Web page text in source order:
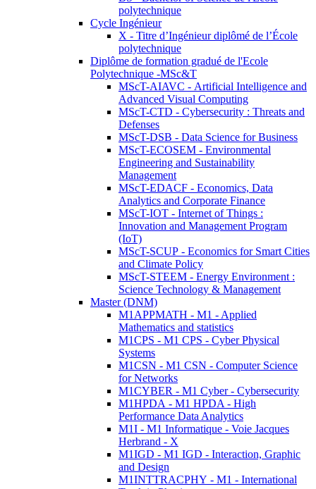
polytechnique
Cycle Ingénieur
X - Titre d’Ingénieur diplômé de l’École
polytechnique
Diplôme de formation gradué de l'Ecole
Polytechnique -MSc&T
MScT-AIAVC - Artificial Intelligence and
Advanced Visual Computing
MScT-CTD - Cybersecurity : Threats and
Defenses
MScT-DSB - Data Science for Business
MScT-ECOSEM - Environmental
Engineering and Sustainability
Management
MScT-EDACF - Economics, Data
Analytics and Corporate Finance
MScT-IOT - Internet of Things :
Innovation and Management Program
(IoT)
MScT-SCUP - Economics for Smart Cities
and Climate Policy
MScT-STEEM - Energy Environment :
Science Technology & Management
Master (DNM)
M1APPMATH - M1 - Applied
Mathematics and statistics
M1CPS - M1 CPS - Cyber Physical
Systems
M1CSN - M1 CSN - Computer Science
for Networks
M1CYBER - M1 Cyber - Cybersecurity
M1HPDA - M1 HPDA - High
Performance Data Analytics
M1I - M1 Informatique - Voie Jacques
Herbrand - X
M1IGD - M1 IGD - Interaction, Graphic
and Design
M1INTTRACPHY - M1 - International